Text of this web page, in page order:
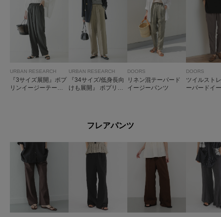
URBAN RESEARCH
『3サイズ展開』ポプ
リンイージーテーパ
URBAN RESEARCH
『34サイズ/低身長向
けも展開』 ポプリン
DOORS
リネン混テーパード
イージーパンツ
DOORS
ツイルスト
ーパードイ
フレアパンツ